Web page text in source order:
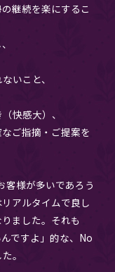
継続を楽にするこ
いこと、
快感大）、
ご指摘・ご提案を
客様が多いであろう
アルタイムで良し
ました。それも
ですよ」的な、No
。